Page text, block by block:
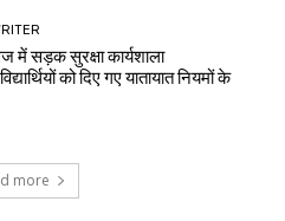
में सड़क सुरक्षा कार्यशाला
को दिए गए यातायात नियमों के
more